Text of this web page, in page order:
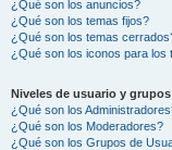
¿Qué son los anuncios?
¿Qué son los temas fijos?
¿Qué son los temas
¿Qué son los iconos para los
Niveles de usuario y grupos
¿Qué son los
¿Qué son los Moderadores?
¿Qué son los Grupos de